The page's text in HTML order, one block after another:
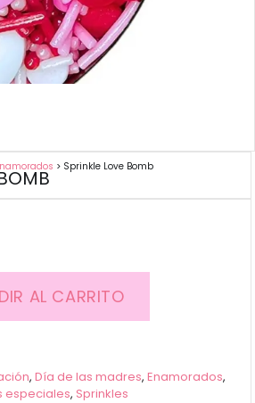
> Sprinkle Love Bomb
AL CARRITO
,Día de las madres,Enamorados,
especiales, Sprinkles